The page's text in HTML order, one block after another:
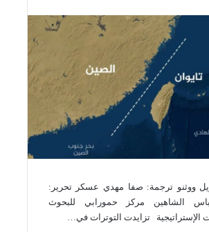
ووثنو ترجمة: صفا مهدي عسكر تحرير:
الشاهين مركز حمورابي للبحوث
الإستراتيجية تزايدت التوترات في…